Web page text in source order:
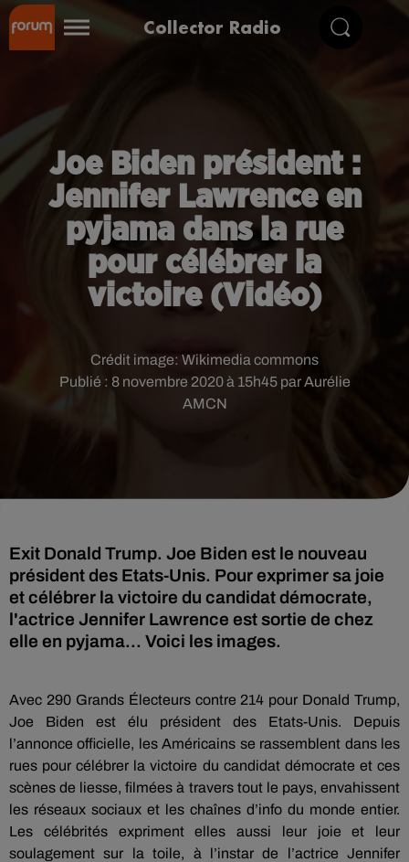
Collector Radio
Joe Biden président :
Jennifer Lawrence en
pyjama dans la rue
pour célébrer la
victoire (Vidéo)
Publié : 8 novembre 2020 à 15h45 par Aurélie
AMCN
Crédit image: Wikimedia commons
Exit Donald Trump. Joe Biden est le nouveau
président des Etats-Unis. Pour exprimer sa joie
et célébrer la victoire du candidat démocrate,
l'actrice Jennifer Lawrence est sortie de chez
elle en pyjama... Voici les images.
Avec 290 Grands Électeurs contre 214 pour Donald Trump,
Joe Biden est élu président des Etats-Unis. Depuis
l’annonce officielle, les Américains se rassemblent dans les
rues pour célébrer la victoire du candidat démocrate et ces
scènes de liesse, filmées à travers tout le pays, envahissent
les réseaux sociaux et les chaînes d’info du monde entier.
Les célébrités expriment elles aussi leur joie et leur
soulagement sur la toile, à l’instar de l’actrice Jennifer